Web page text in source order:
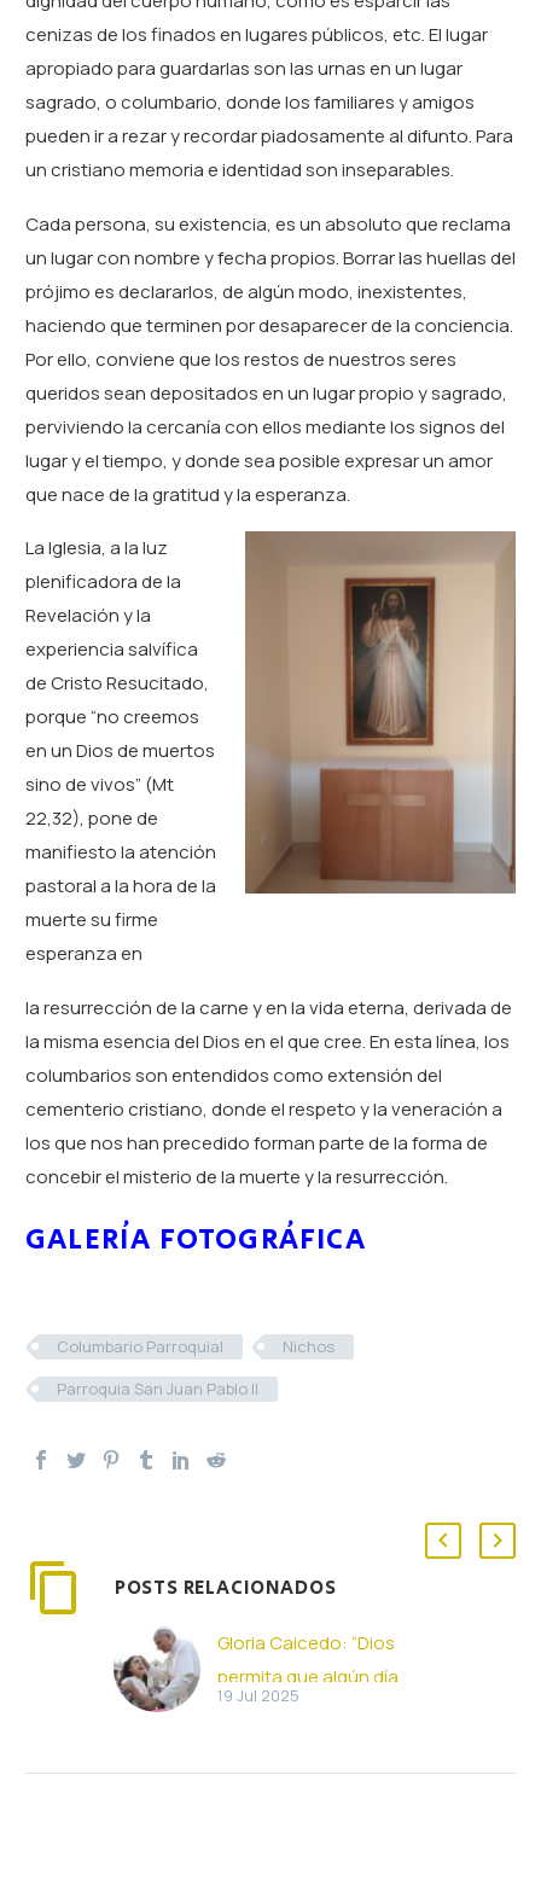
cenizas de los finados en lugares públicos, etc. El lugar
apropiado para guardarlas son las urnas en un lugar
sagrado, o columbario, donde los familiares y amigos
pueden ir a rezar y recordar piadosamente al difunto. Para
un cristiano memoria e identidad son inseparables.
Cada persona, su existencia, es un absoluto que reclama
un lugar con nombre y fecha propios. Borrar las huellas del
prójimo es declararlos, de algún modo, inexistentes,
haciendo que terminen por desaparecer de la conciencia.
Por ello, conviene que los restos de nuestros seres
queridos sean depositados en un lugar propio y sagrado,
perviviendo la cercanía con ellos mediante los signos del
lugar y el tiempo, y donde sea posible expresar un amor
que nace de la gratitud y la esperanza.
La Iglesia, a la luz
plenificadora de la
Revelación y la
experiencia salvífica
de Cristo Resucitado,
porque “no creemos
en un Dios de muertos
sino de vivos” (Mt
22,32), pone de
manifiesto la atención
pastoral a la hora de la
muerte su firme
esperanza en
la resurrección de la carne y en la vida eterna, derivada de
la misma esencia del Dios en el que cree. En esta línea, los
columbarios son entendidos como extensión del
cementerio cristiano, donde el respeto y la veneración a
los que nos han precedido forman parte de la forma de
concebir el misterio de la muerte y la resurrección.
GALERÍA FOTOGRÁFICA
Columbario Parroquial
Nichos
Parroquia San Juan Pablo II
POSTS RELACIONADOS
Gloria Caicedo: “Dios
permita que algún día
Diana pueda caminar”
de una familia católica
19 Jul 2025